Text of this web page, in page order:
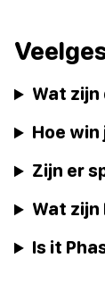
Wat zijn
Hoe win
Zijn er
Wat zijn
Is it